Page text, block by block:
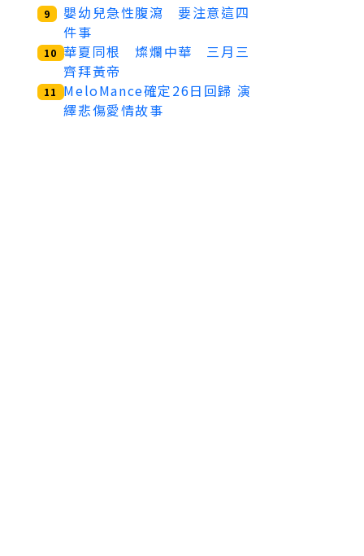
9
嬰幼兒急性腹瀉 要注意這四
件事
10 華夏同根 燦爛中華 三月三
齊拜黃帝
11
MeloMance確定26日回歸 演
繹悲傷愛情故事